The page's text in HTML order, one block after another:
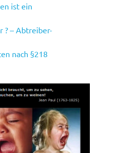
ist ein
? – Abtreiber-
nach §218